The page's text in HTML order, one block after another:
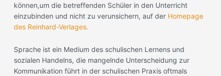
können,um die betreffenden Schüler in den Unterricht
einzubinden und nicht zu verunsichern, auf der Homepage
des Reinhard-Verlages.
Sprache ist ein Medium des schulischen Lernens und
sozialen Handelns, die mangelnde Unterscheidung zur
Kommunikation führt in der schulischen Praxis oftmals